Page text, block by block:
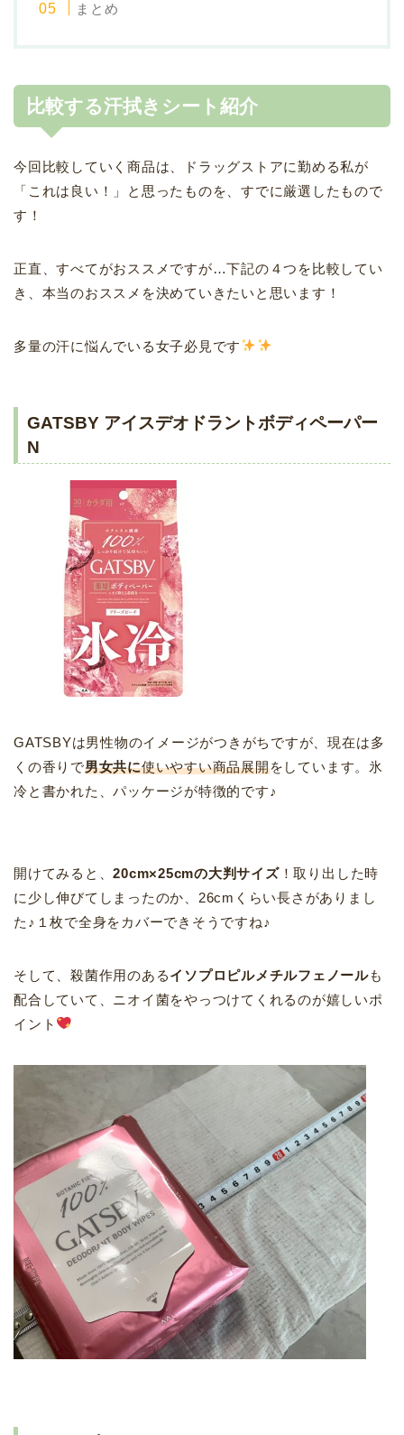
まとめ
比較する汗拭きシート紹介
今回比較していく商品は、ドラッグストアに勤める私が
「これは良い！」と思ったものを、すでに厳選したもので
す！
正直、すべてがおススメですが…下記の４つを比較してい
き、本当のおススメを決めていきたいと思います！
多量の汗に悩んでいる女子必見です
GATSBY アイスデオドラントボディペーパー
N
GATSBYは男性物のイメージがつきがちですが、現在は多
くの香りで男女共に使いやすい商品展開をしています。氷
冷と書かれた、パッケージが特徴的です♪
開けてみると、20cm×25cmの大判サイズ！取り出した時
に少し伸びてしまったのか、26cmくらい長さがありまし
た♪１枚で全身をカバーできそうですね♪
そして、殺菌作用のあるイソプロピルメチルフェノールも
配合していて、ニオイ菌をやっつけてくれるのが嬉しいポ
イント